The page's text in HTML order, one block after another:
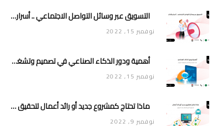
التسويق عبر وسائل التواصل الاجتماعي .. أسرار وأفكار
نوفمبر 15, 2022
أهمية ودور الذكاء الصناعي في تصميم وتشغيل تطبيقات الجوال
نوفمبر 15, 2022
ماذا تحتاج كمشروع جديد أو رائد أعمال لتحقيق تأثير وانتشار في السوق
نوفمبر 9, 2022